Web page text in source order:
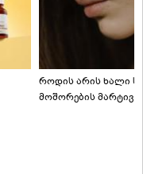
როდის არის ხალი
მოშორების